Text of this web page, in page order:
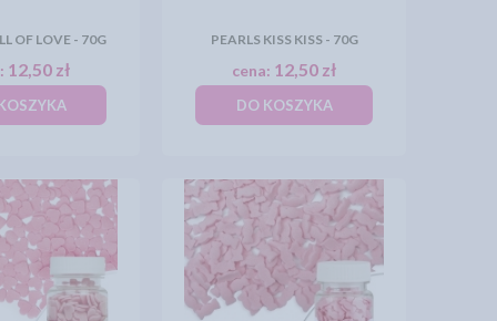
OF LOVE - 70G
12,50 zł
PEARLS KISS KISS - 70G
cena: 12,50 zł
DO KOSZYKA